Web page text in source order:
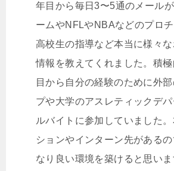
年目から毎日3〜5通のメール
ームやNFLやNBAなどのプロチ
高校生の指導など本当に様々
情報を教えてくれました。積
目から自分の経験のために外
プや大学のアスレティックデ
ルバイトに参加していました
ションやインターン先がある
なり良い環境を築けると思いま